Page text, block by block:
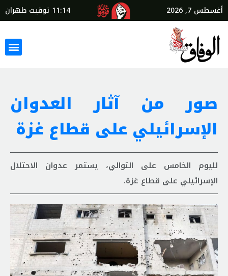
أغسطس 7, 2026 11:14 توقيت طهران
صور من آثار العدوان
الإسرائيلي على قطاع غزة
لليوم الخامس على التوالي، يستمر عدوان الاحتلال
الإسرائيلي على قطاع غزة.